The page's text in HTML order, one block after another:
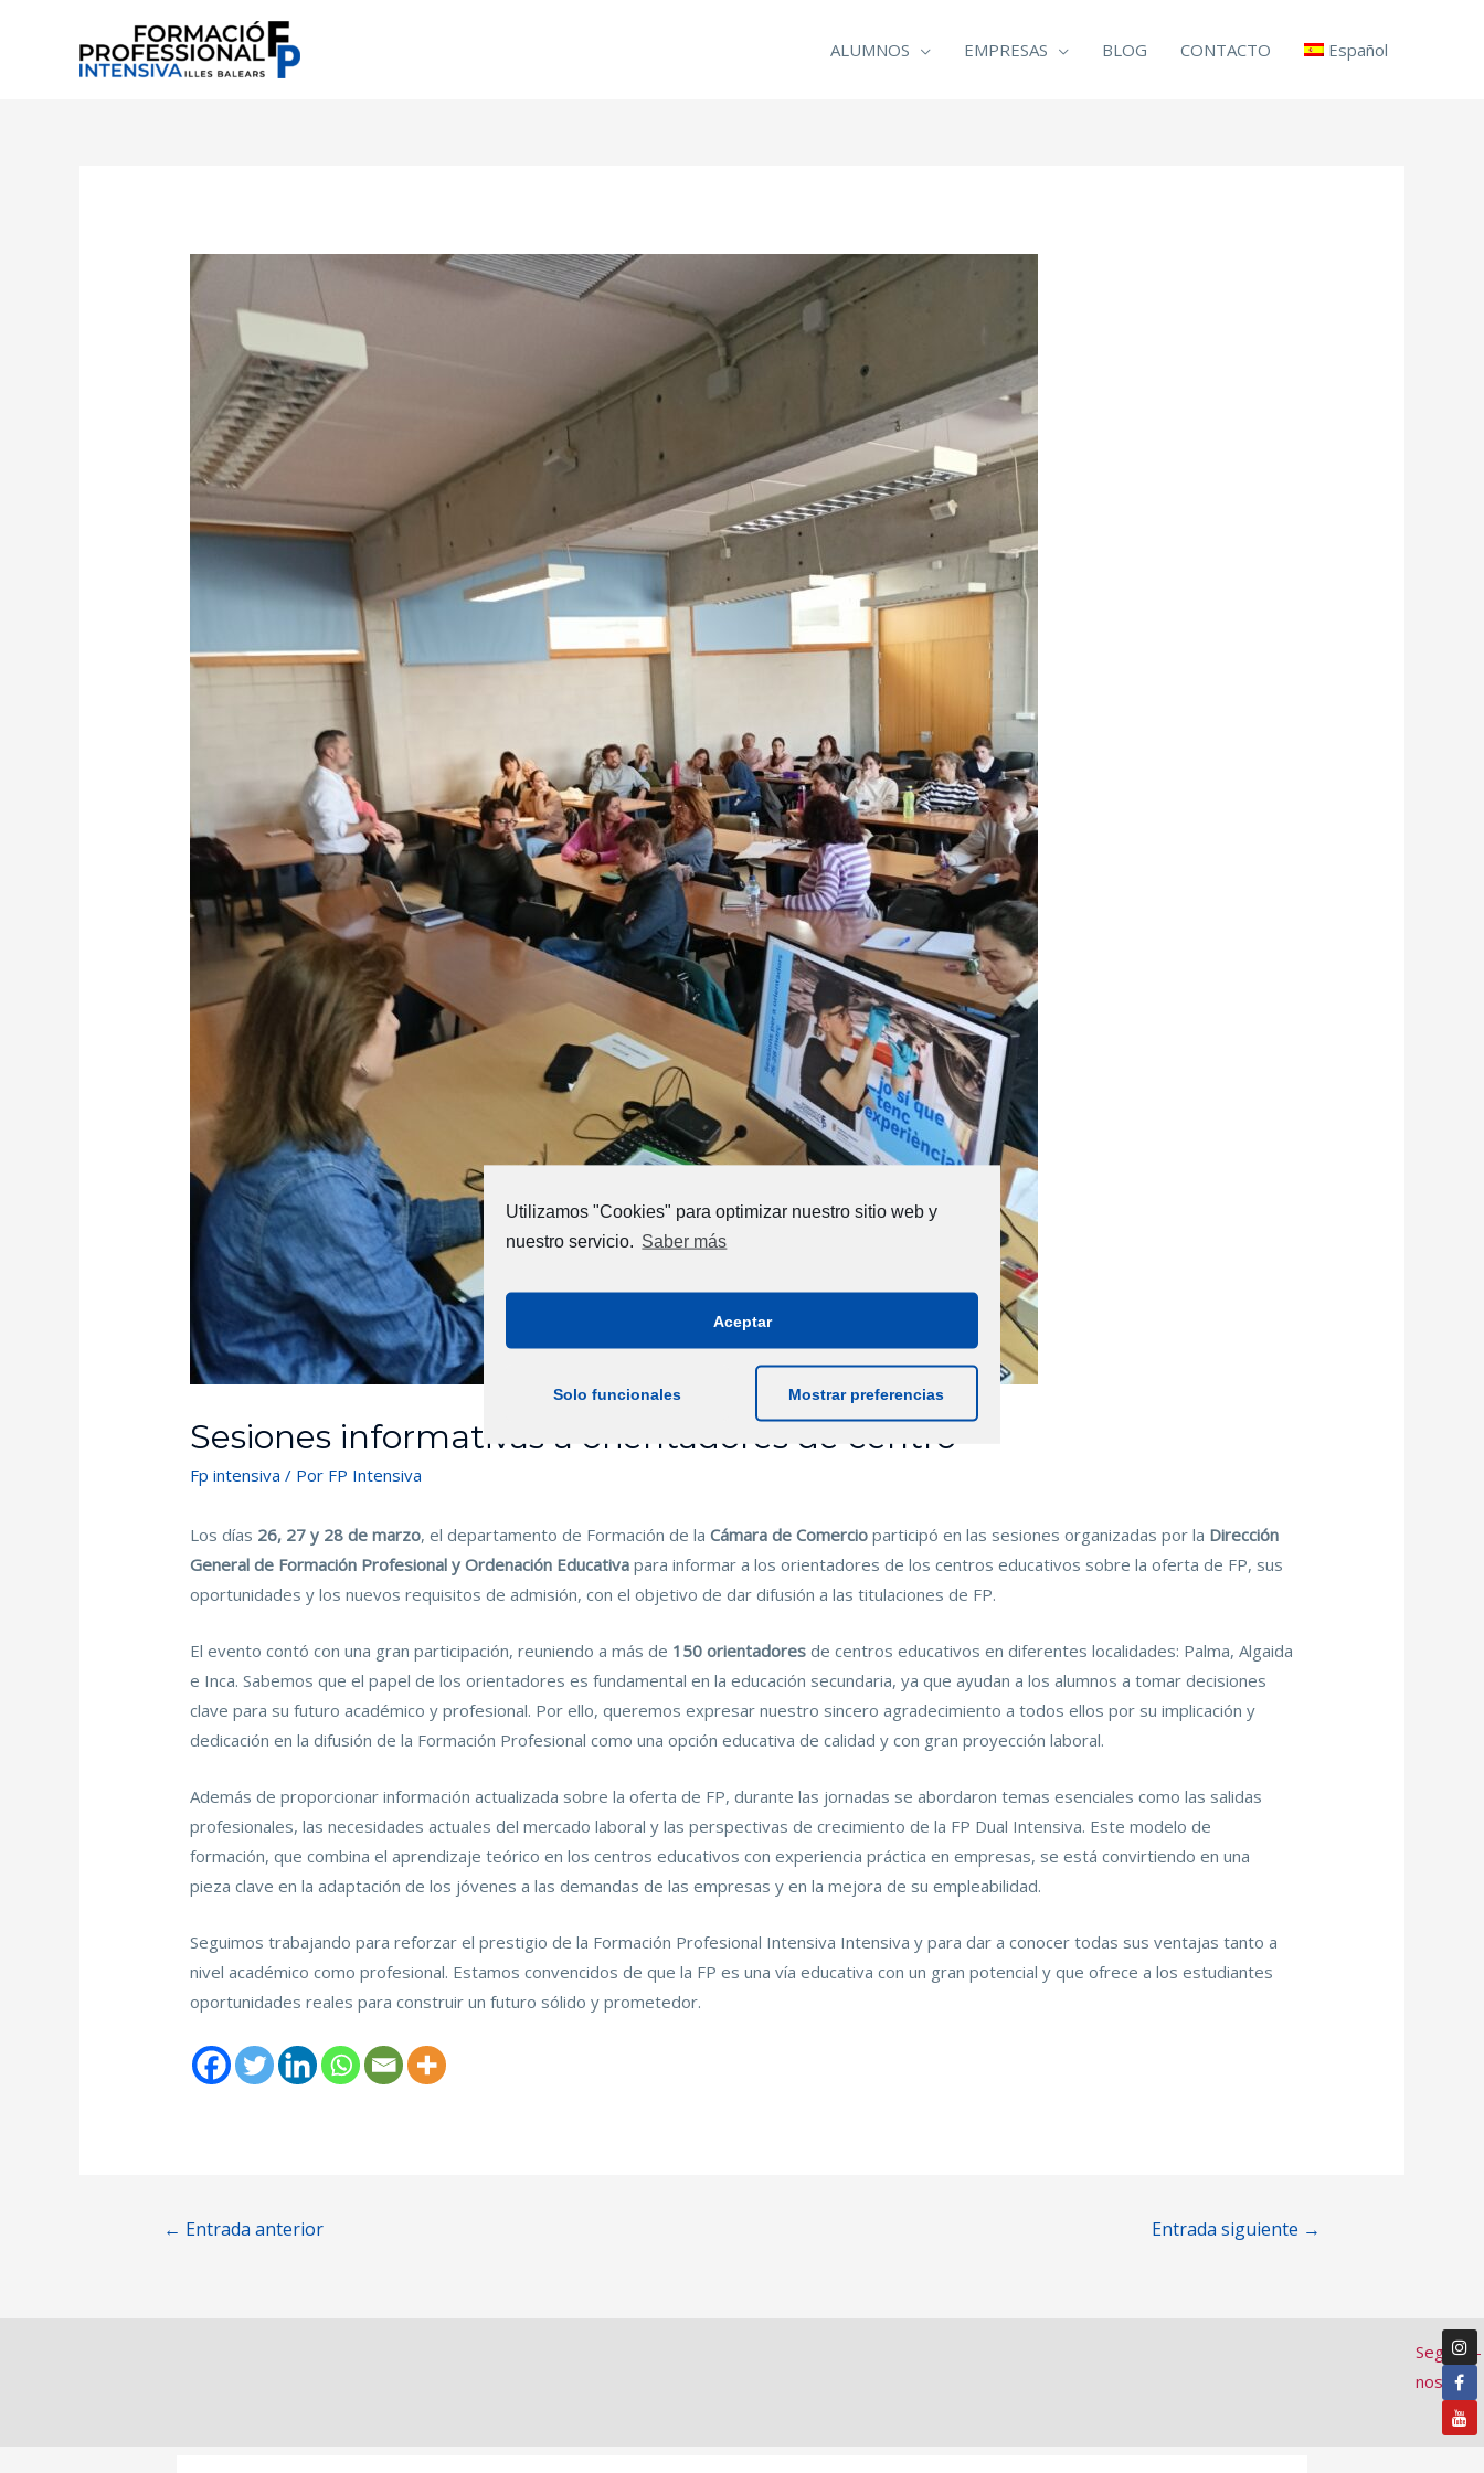
ALUMNOS EMPRESAS BLOG CONTACTO Español
Sesiones informativas a orientadores de centro
Fp intensiva / Por FP Intensiva
Los días 26, 27 y 28 de marzo, el departamento de Formación de laCámara de Comercio participó en las sesiones organizadas por la Dirección
General de Formación Profesional y Ordenación Educativa para informar a los orientadores de los centros educativos sobre la oferta de FP, sus
oportunidades y los nuevos requisitos de admisión, con el objetivo de dar difusión a las titulaciones de FP.
El evento contó con una gran participación, reuniendo a más de 150 orientadores de centros educativos en diferentes localidades: Palma, Algaida
e Inca. Sabemos que el papel de los orientadores es fundamental en la educación secundaria, ya que ayudan a los alumnos a tomar decisiones
clave para su futuro académico y profesional. Por ello, queremos expresar nuestro sincero agradecimiento a todos ellos por su implicación y
dedicación en la difusión de la Formación Profesional como una opción educativa de calidad y con gran proyección laboral.
Además de proporcionar información actualizada sobre la oferta de FP, durante las jornadas se abordaron temas esenciales como las salidas
profesionales, las necesidades actuales del mercado laboral y las perspectivas de crecimiento de la FP Dual Intensiva. Este modelo de
formación, que combina el aprendizaje teórico en los centros educativos con experiencia práctica en empresas, se está convirtiendo en una
pieza clave en la adaptación de los jóvenes a las demandas de las empresas y en la mejora de su empleabilidad.
Seguimos trabajando para reforzar el prestigio de la Formación Profesional Intensiva Intensiva y para dar a conocer todas sus ventajas tanto a
nivel académico como profesional. Estamos convencidos de que la FP es una vía educativa con un gran potencial y que ofrece a los estudiantes
oportunidades reales para construir un futuro sólido y prometedor.
← Entrada anterior Entrada siguiente →
Segueix-
nos:
Utilizamos "Cookies" para optimizar nuestro sitio web y
nuestro servicio. Saber más
Aceptar
Solo funcionales Mostrar preferencias